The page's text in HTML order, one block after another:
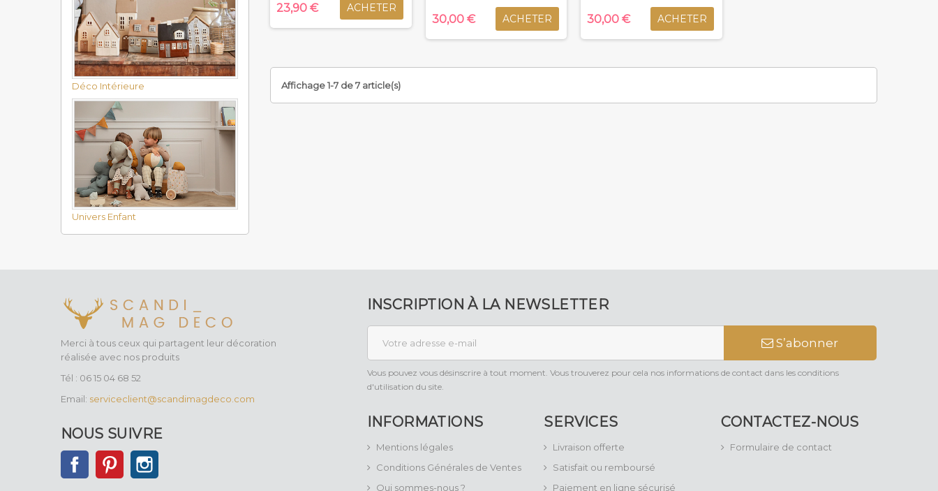
Déco Intérieure
Univers Enfant
23,90 € ACHETER
30,00 € ACHETER 30,00 € ACHETER
Affichage 1-7 de 7 article(s)
Merci à tous ceux qui partagent leur décoration
réalisée avec nos produits
Tél : 06 15 04 68 52
Email: serviceclient@scandimagdeco.com
NOUS SUIVRE
FacebookPinterest
INSCRIPTION À LA NEWSLETTER
S’abonner
Vous pouvez vous désinscrire à tout moment. Vous trouverez pour cela nos informations de contact dans les conditions
d'utilisation du site.
INFORMATIONS
Mentions légales
Conditions Générales de Ventes
Qui sommes-nous ?
SERVICES
Livraison offerte
Satisfait ou remboursé
Paiement en ligne sécurisé
CONTACTEZ-NOUS
Formulaire de contact